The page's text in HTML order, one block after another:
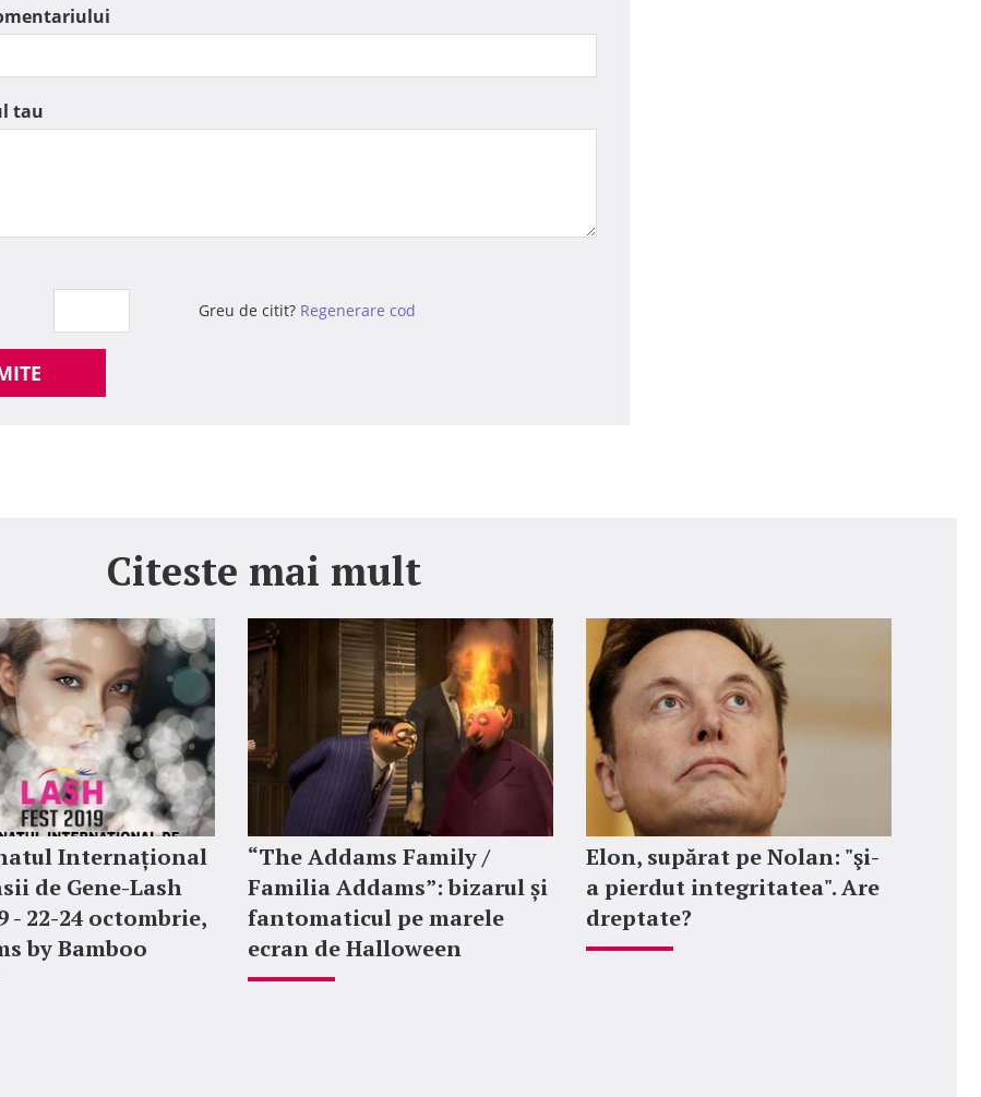
tau
Greu de citit? Regenerare cod
Citeste mai mult
Internațional
de Gene-Lash
- 22-24 octombrie,
by Bamboo
“The Addams Family /
Familia Addams”: bizarul și
fantomaticul pe marele
ecran de Halloween
Elon, supărat pe Nolan: "şi-
a pierdut integritatea". Are
dreptate?